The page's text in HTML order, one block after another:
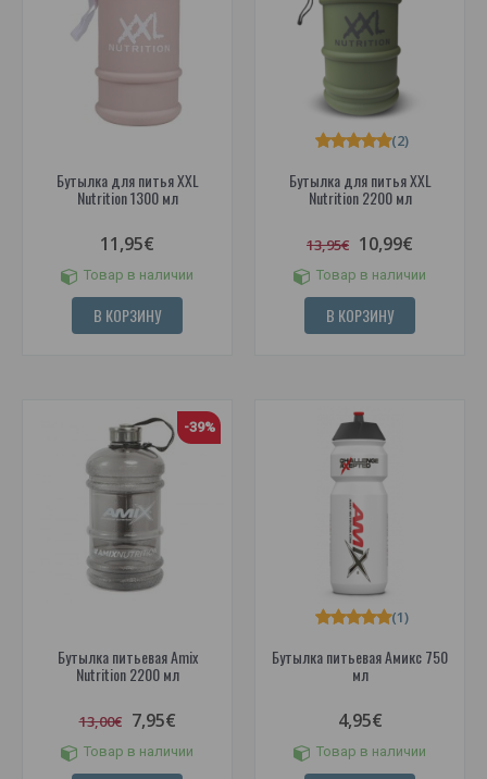
Бутылка для питья XXL
Nutrition 1300 мл
11,95€
Товар в наличии
В КОРЗИНУ
Бутылка для питья XXL
Nutrition 2200 мл
(2)
13,95€ 10,99€
Товар в наличии
В КОРЗИНУ
-39%
Бутылка питьевая Amix
Nutrition 2200 мл
13,00€ 7,95€
Товар в наличии
Бутылка питьевая Амикс 750
мл
(1)
4,95€
Товар в наличии